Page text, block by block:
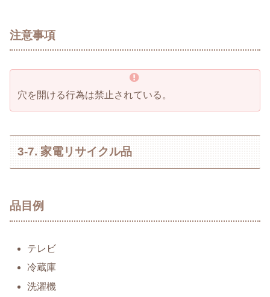
注意事項
穴を開ける行為は禁止されている。
3-7. 家電リサイクル品
品目例
テレビ
冷蔵庫
洗濯機